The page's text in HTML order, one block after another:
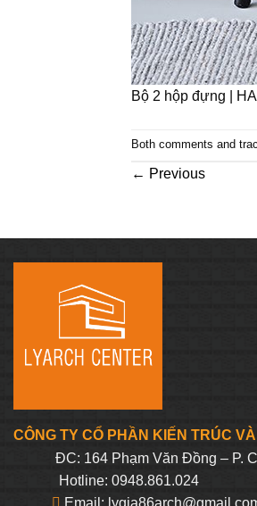
Bộ 2 hộp đựng |
Both comments and
← Previous
CÔNG TY CỔ PHẦN KIẾN TRÚC
ĐC: 164 Phạm Văn Đồng – P.
Hotline: 0948.861.024